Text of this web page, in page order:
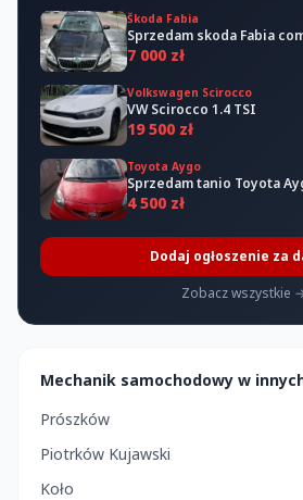
Škoda Fabia
Sprzedam skoda Fabia
7 000 zł
Volkswagen Scirocco
VW Scirocco 1.4 TSI
19 500 zł
Toyota Aygo
Sprzedam tanio Toyota
4 500 zł
Dodaj ogłoszenie za
Zobacz wszystkie
Mechanik samochodowy w
Prószków
Piotrków Kujawski
Koło